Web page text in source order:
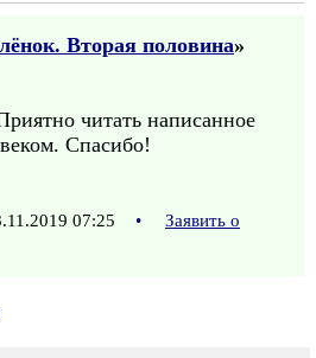
Вторая половина»
читать написанное
Спасибо!
07:25 •
Заявить о